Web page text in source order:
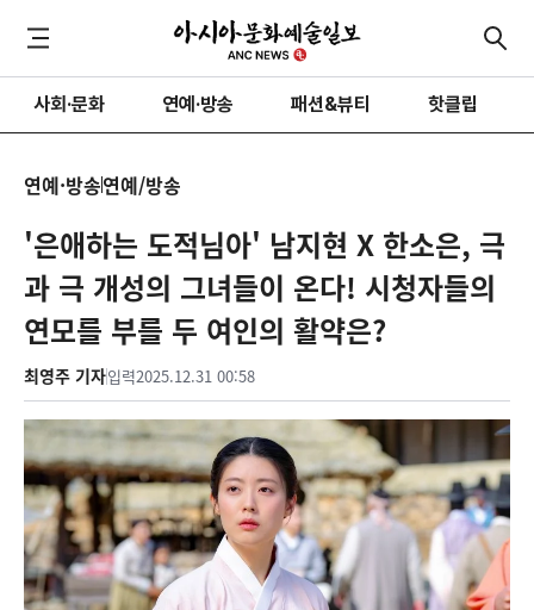
사회·문화 연예·방송 패션&뷰티 핫클립
연예·방송연예/방송
'은애하는 도적님아' 남지현 X 한소은, 극
과 극 개성의 그녀들이 온다! 시청자들의
연모를 부를 두 여인의 활약은?
최영주 기자입력2025.12.31 00:58